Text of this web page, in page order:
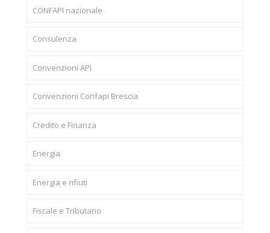
CONFAPI nazionale
Consulenza
Convenzioni API
Convenzioni Confapi Brescia
Credito e Finanza
Energia
Energia e rifiuti
Fiscale e Tributario